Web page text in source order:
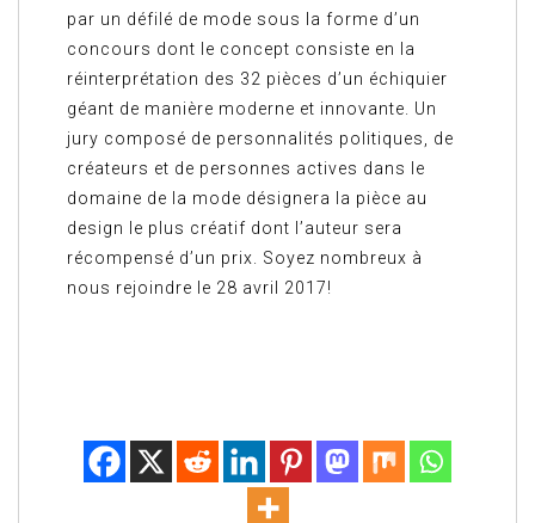
par un défilé de mode sous la forme d’un
concours dont le concept consiste en la
réinterprétation des 32 pièces d’un échiquier
géant de manière moderne et innovante. Un
jury composé de personnalités politiques, de
créateurs et de personnes actives dans le
domaine de la mode désignera la pièce au
design le plus créatif dont l’auteur sera
récompensé d’un prix. Soyez nombreux à
nous rejoindre le 28 avril 2017!